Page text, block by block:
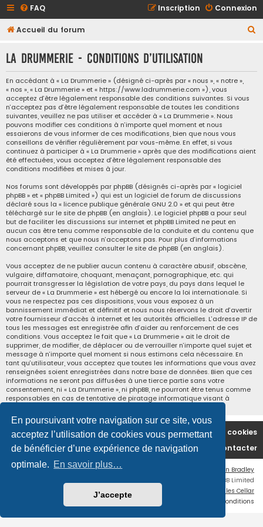
En poursuivant votre navigation sur ce site, vous
acceptez l’utilisation de cookies vous permettant
de bénéficier d’une expérience de navigation
optimale. En savoir plus…
J’accepte
FAQ Connexion
Inscription
Accueil du forum
h
La Drummerie - Conditions d’utilisation
En accédant à « La Drummerie » (désigné ci-après par « nous », « notre »,
« nos », « La Drummerie » et « https://www.ladrummerie.com »), vous
acceptez d’être légalement responsable des conditions suivantes. Si vous
n’acceptez pas d’être légalement responsable de toutes les conditions
suivantes, veuillez ne pas utiliser et accéder à « La Drummerie ». Nous
pouvons modifier ces conditions à n’importe quel moment et nous
essaierons de vous informer de ces modifications, bien que nous vous
conseillons de vérifier régulièrement par vous-même. En effet, si vous
continuez à participer à « La Drummerie » après que des modifications aient
été effectuées, vous acceptez d’être légalement responsable des
conditions modifiées et mises à jour.
Nos forums sont développés par phpBB (désignés ci-après par « logiciel
phpBB » et « phpBB Limited ») qui est un logiciel de forum de discussions
déclaré sous la « licence publique générale GNU 2.0 » et qui peut être
téléchargé sur le site de phpBB (en anglais). Le logiciel phpBB a pour seul
but de faciliter les discussions sur internet et phpBB Limited ne peut en
aucun cas être tenu comme responsable de la conduite et du contenu que
nous acceptons et que nous n’acceptons pas. Pour plus d’informations
concernant phpBB, veuillez consulter le site de phpBB (en anglais).
Vous acceptez de ne publier aucun contenu à caractère abusif, obscène,
vulgaire, diffamatoire, choquant, menaçant, pornographique, etc. qui
pourrait transgresser la législation de votre pays, du pays dans lequel le
serveur de « La Drummerie » est hébergé ou encore la loi internationale. Si
vous ne respectez pas ces dispositions, vous vous exposez à un
bannissement immédiat et définitif et nous nous réservons le droit d’avertir
votre fournisseur d’accès à internet et les autorités officielles. L’adresse IP de
tous les messages est enregistrée afin d’aider au renforcement de ces
conditions. Vous acceptez le fait que « La Drummerie » ait le droit de
supprimer, de modifier, de déplacer ou de verrouiller n’importe quel sujet et
message à n’importe quel moment si nous estimons cela nécessaire. En
tant qu’utilisateur, vous acceptez que toutes les informations que vous avez
renseignées soient enregistrées dans notre base de données. Bien que ces
informations ne seront pas diffusées à une tierce partie sans votre
consentement, ni « La Drummerie », ni phpBB, ne pourront être tenus comme
responsables en cas de tentative de piratage informatique visant à
Accueil du forum
Supprimer les cookies
Nous contacter
Ian Bradley
® Forum Software © phpBB Limited
Traduction française officielle
Miles Cellar
Conditions